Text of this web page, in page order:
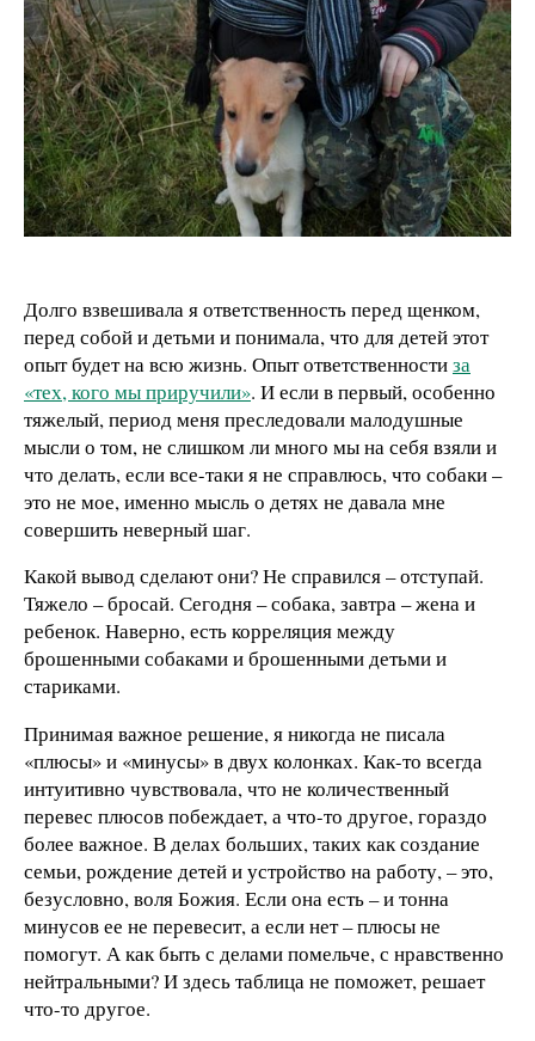
Долго взвешивала я ответственность перед щенком,
перед собой и детьми и понимала, что для детей этот
опыт будет на всю жизнь. Опыт ответственностиза
«тех, кого мы приручили». И если в первый, особенно
тяжелый, период меня преследовали малодушные
мысли о том, не слишком ли много мы на себя взяли и
что делать, если все-таки я не справлюсь, что собаки –
это не мое, именно мысль о детях не давала мне
совершить неверный шаг.
Какой вывод сделают они? Не справился – отступай.
Тяжело – бросай. Сегодня – собака, завтра – жена и
ребенок. Наверно, есть корреляция между
брошенными собаками и брошенными детьми и
стариками.
Принимая важное решение, я никогда не писала
«плюсы» и «минусы» в двух колонках. Как-то всегда
интуитивно чувствовала, что не количественный
перевес плюсов побеждает, а что-то другое, гораздо
более важное. В делах больших, таких как создание
семьи, рождение детей и устройство на работу, – это,
безусловно, воля Божия. Если она есть – и тонна
минусов ее не перевесит, а если нет – плюсы не
помогут. А как быть с делами помельче, с нравственно
нейтральными? И здесь таблица не поможет, решает
что-то другое.